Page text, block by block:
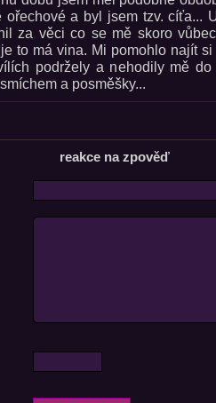
ořechové a byl jsem tzv. cíťa...
za věci co se mě skoro
to má vina. Mi pomohlo najít
podržely a nehodily mě
a posměšky...
reakce na zpověď